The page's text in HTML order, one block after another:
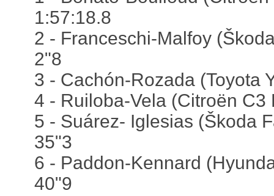
1:57:18.8
2 - Franceschi-Malfoy
2"8
3 - Cachón-Rozada (Toyota
4 - Ruiloba-Vela (Citroën C3
5 - Suárez- Iglesias (Škoda
35"3
6 - Paddon-Kennard
40"9